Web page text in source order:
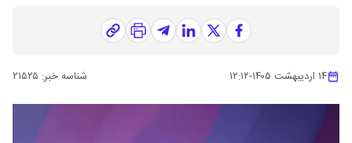
۱۴ اردیبهشت ۱۴۰۵ -۱۲:۱۲ شناسه خبر: ۲۱۵۲۵